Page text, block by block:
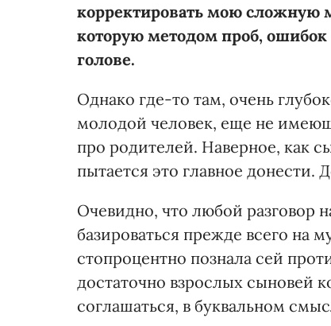
корректировать мою сложную
которую методом проб,
голове.
Однако где-то там, очень
молодой человек, еще не
про родителей. Наверное, как
пытается это главное донести.
Очевидно, что любой разговор
базироваться прежде всего на
стопроцентно познала сей
достаточно взрослых сыновей
соглашаться, в буквальном